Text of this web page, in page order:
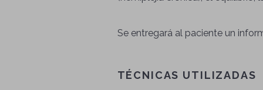
Se entregará al paciente un
TÉCNICAS UTILIZADAS